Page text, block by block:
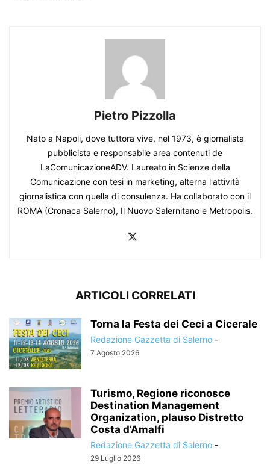
Pietro Pizzolla
Nato a Napoli, dove tuttora vive, nel 1973, è giornalista
pubblicista e responsabile area contenuti de
LaComunicazioneADV. Laureato in Scienze della
Comunicazione con tesi in marketing, alterna l'attività
giornalistica con quella di consulenza. Ha collaborato con il
ROMA (Cronaca Salerno), Il Nuovo Salernitano e Metropolis.
ARTICOLI CORRELATI
Torna la Festa dei Ceci a Cicerale
Redazione Gazzetta di Salerno -
7 Agosto 2026
Turismo, Regione riconosce
Destination Management
Organization, plauso Distretto
Costa d’Amalfi
Redazione Gazzetta di Salerno -
29 Luglio 2026